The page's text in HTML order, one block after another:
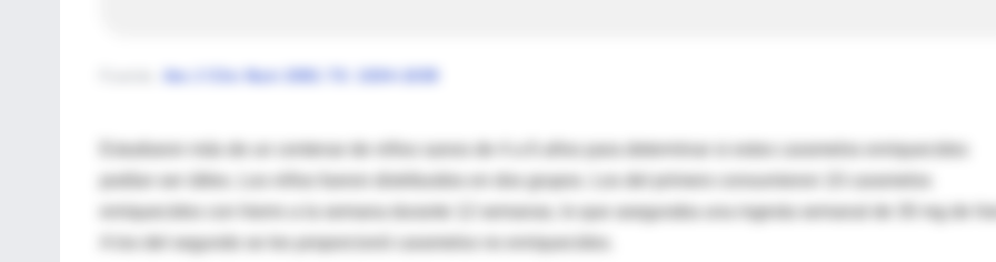
Am J Clin Nutr 2001 73: 1034-1039
Estudiaron más de un centenar de niños sanos de 4 a 6 años para determinar si estos caramelos enriquecidos
podían ser útiles. Los niños fueron distribuidos en dos grupos. Los del primero consumieron 10 caramelos
enriquecidos con hierro a la semana durante 12 semanas, lo que aseguraba una ingesta semanal de 30 mg de
A los del segundo se les proporcionó caramelos no enriquecidos.